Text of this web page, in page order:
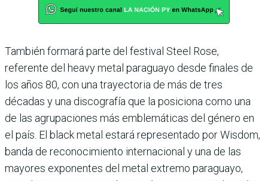
También formará parte del festival Steel Rose,
referente del heavy metal paraguayo desde finales de
los años 80, con una trayectoria de más de tres
décadas y una discografía que la posiciona como una
de las agrupaciones más emblemáticas del género en
el país. El black metal estará representado por Wisdom,
banda de reconocimiento internacional y una de las
mayores exponentes del metal extremo paraguayo,